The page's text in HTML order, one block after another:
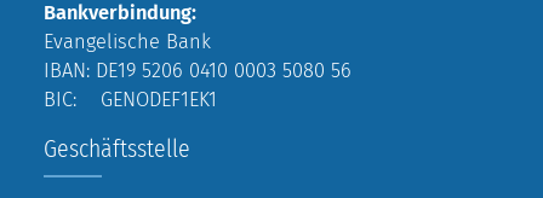
Bankverbindung:
Evangelische Bank
IBAN: DE19 5206 0410 0003 5080 56
BIC: GENODEF1EK1
Geschäftsstelle